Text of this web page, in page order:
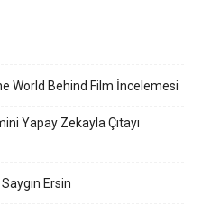
World Behind Film İncelemesi
Yapay Zekayla Çıtayı
Ersin